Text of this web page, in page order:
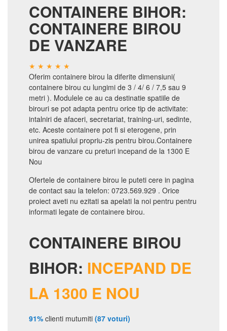
CONTAINERE BIHOR:
CONTAINERE BIROU
DE VANZARE
Oferim containere birou la diferite dimensiuni(
containere birou cu lungimi de 3 / 4/ 6 / 7,5 sau 9
metri ). Modulele ce au ca destinatie spatiile de
birouri se pot adapta pentru orice tip de activitate:
intalniri de afaceri, secretariat, training-uri, sedinte,
etc. Aceste containere pot fi si eterogene, prin
unirea spatiului propriu-zis pentru birou.Containere
birou de vanzare cu preturi incepand de la 1300 E
Nou
Ofertele de containere birou le puteti cere in pagina
de contact sau la telefon: 0723.569.929 . Orice
proiect aveti nu ezitati sa apelati la noi pentru pentru
informati legate de containere birou.
CONTAINERE BIROU
BIHOR: INCEPAND DE
LA 1300 E NOU
91% clienti mutumiti (87 voturi)